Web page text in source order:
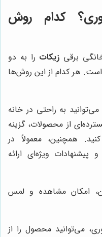
کدام روش
برقی زیکات را به دو
هر کدام از این روش‌ها
می‌توانید به راحتی در خانه
از محصولات، گزینه
همچنین، معمولاً در
پیشنهادات ویژه‌ای ارائه
امکان مشاهده و لمس
می‌توانید محصول را از